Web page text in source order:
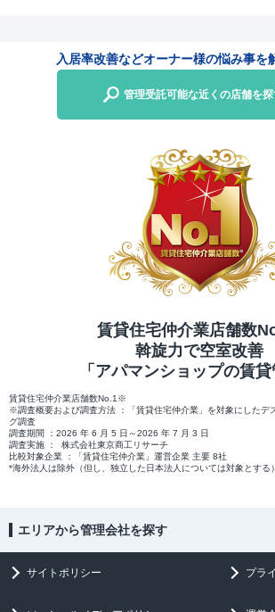
入居率改善などオーナー様の悩み事を
管理受託可能な近くの店舗を
賃貸住宅仲介業店舗数
斡旋力で空室改善
「アパマンショップの賃貸
賃貸住宅仲介業店舗数No.1※
※調査概要および調査方法 ：「賃貸住宅仲介業」を対象にしたデ
グ調査
調査期間 ：2026 年 6 月 5 日～2026 年 7 月 3 日
調査実施 ： 株式会社東京商工リサーチ
比較対象企業 ：「賃貸住宅仲介業」運営企業 主要 8社
*海外法人は除外（但し、独立した日本法人については対象とする）
エリアから管理会社を探す
サイトポリシー プラ